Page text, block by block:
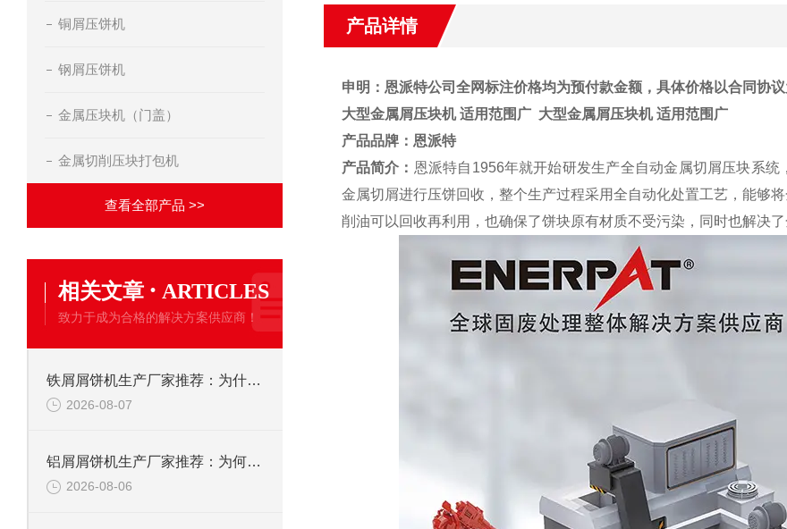
铜屑压饼机
钢屑压饼机
金属压块机（门盖）
金属切削压块打包机
查看全部产品 >>
相关文章 · ARTICLES
致力于成为合格的解决方案供应商！
铁屑屑饼机生产厂家推荐：为什么恩派特是您的优选伙伴
2026-08-07
铝屑屑饼机生产厂家推荐：为何恩派特成为金属回收行业的“隐形优选”？
2026-08-06
产品详情
申明：恩派特公司全网标注价格均为预付款金额，具体价格以合同协议
大型金属屑压块机 适用范围广 大型金属屑压块机 适用范围广
产品品牌： 恩派特
产品简介： 恩派特自1956年就开始研发生产全自动金属切屑压块系
金属切屑进行压饼回收，整个生产过程采用全自动化处置工艺，能够
削油可以回收再利用，也确保了饼块原有材质不受污染，同时也解决了